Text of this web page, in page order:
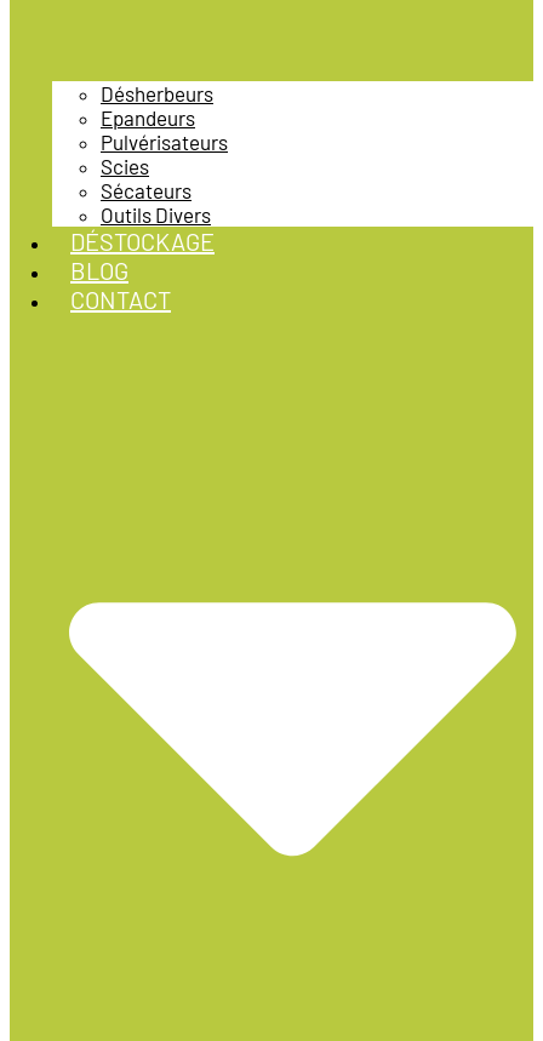
Désherbeurs
Epandeurs
Pulvérisateurs
Scies
Sécateurs
Outils Divers
DÉSTOCKAGE
BLOG
CONTACT